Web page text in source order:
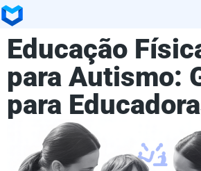
Educação
para Autismo:
para